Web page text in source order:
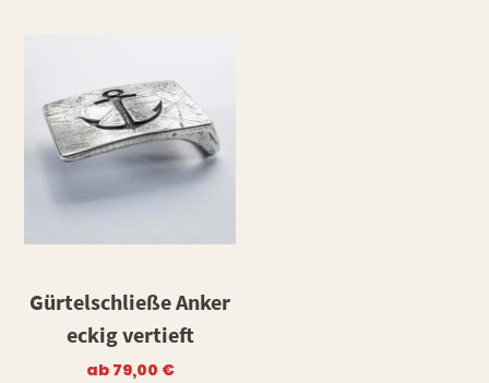
Gürtelschließe Anker
eckig vertieft
ab 79,00 €